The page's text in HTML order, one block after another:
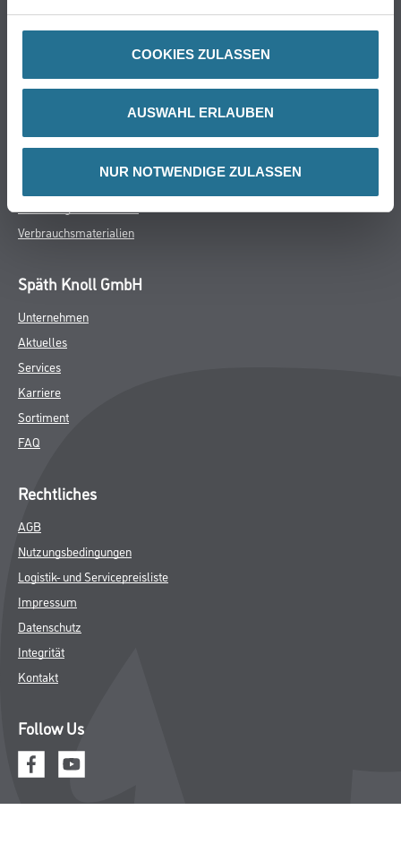
COOKIES ZULASSEN
AUSWAHL ERLAUBEN
NUR NOTWENDIGE ZULASSEN
WDV-Systeme
Wand- & Deckenbeläge
Verbrauchsmaterialien
Späth Knoll GmbH
Unternehmen
Aktuelles
Services
Karriere
Sortiment
FAQ
Rechtliches
AGB
Nutzungsbedingungen
Logistik- und Servicepreisliste
Impressum
Datenschutz
Integrität
Kontakt
Follow Us